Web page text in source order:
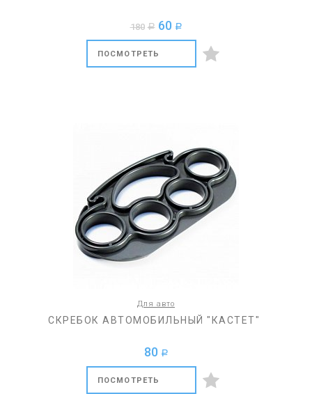
180 a 60 a
ПОСМОТРЕТЬ
Для авто
СКРЕБОК АВТОМОБИЛЬНЫЙ "КАСТЕТ"
80 a
ПОСМОТРЕТЬ